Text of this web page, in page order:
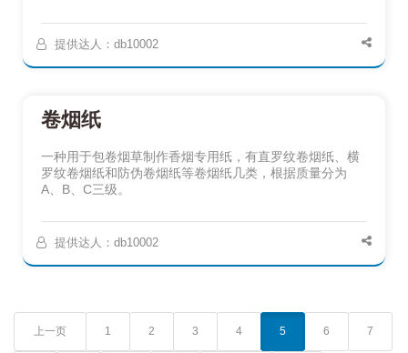
提供达人：db10002
卷烟纸
一种用于包卷烟草制作香烟专用纸，有直罗纹卷烟纸、横
罗纹卷烟纸和防伪卷烟纸等卷烟纸几类，根据质量分为
A、B、C三级。
提供达人：db10002
上一页 1 2 3 4 5 6 7